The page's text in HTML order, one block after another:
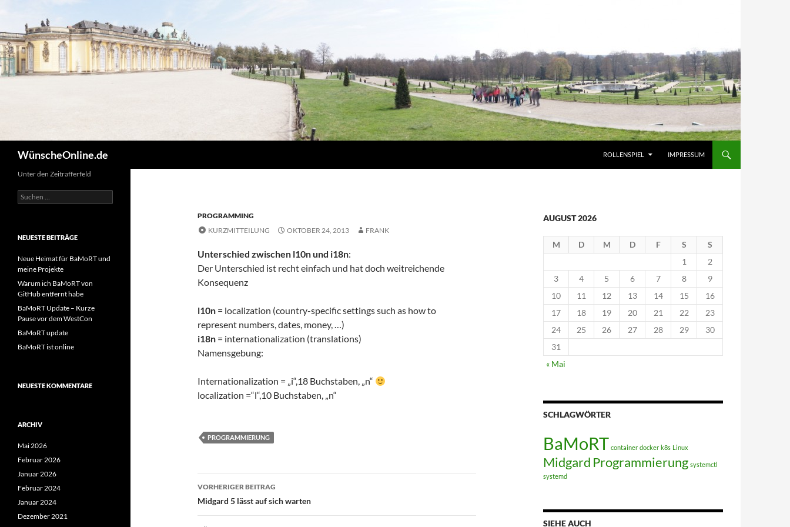
springen
WünscheOnline.de ROLLENSPIEL IMPRESSUM
PROGRAMMING
KURZMITTEILUNG
OKTOBER 24, 2013 FRANK
Unterschied zwischen l10n und i18n:
Der Unterschied ist recht einfach und hat doch weitreichende
Konsequenz
l10n = localization (country-specific settings such as how to
represent numbers, dates, money, …)
i18n = internationalization (translations)
Namensgebung:
Internationalization = „i“,18 Buchstaben, „n“
localization =“l“,10 Buchstaben, „n“
PROGRAMMIERUNG
Beitragsnavigation
VORHERIGER BEITRAG
Midgard 5 lässt auf sich warten
AUGUST 2026
M D M D F S
S
1
2
3
4 5 6 7 8
9
10
11 12 13 14 15
16
17
18 19 20 21 22
23
24
25 26 27 28 29
30
31
« Mai
SCHLAGWÖRTER
BaMoRT container docker k8s Linux
Midgard Programmierung systemctl
systemd
SIEHE AUCH
Unter den Zeitrafferfeld
Suchen
nach:
NEUESTE BEITRÄGE
Neue Heimat für BaMoRT und
meine Projekte
Warum ich BaMoRT von
GitHub entfernt habe
BaMoRT Update – Kurze
Pause vor dem WestCon
BaMoRT update
BaMoRT ist online
NEUESTE KOMMENTARE
ARCHIV
Mai 2026
Februar 2026
Januar 2026
Februar 2024
Januar 2024
Dezember 2021